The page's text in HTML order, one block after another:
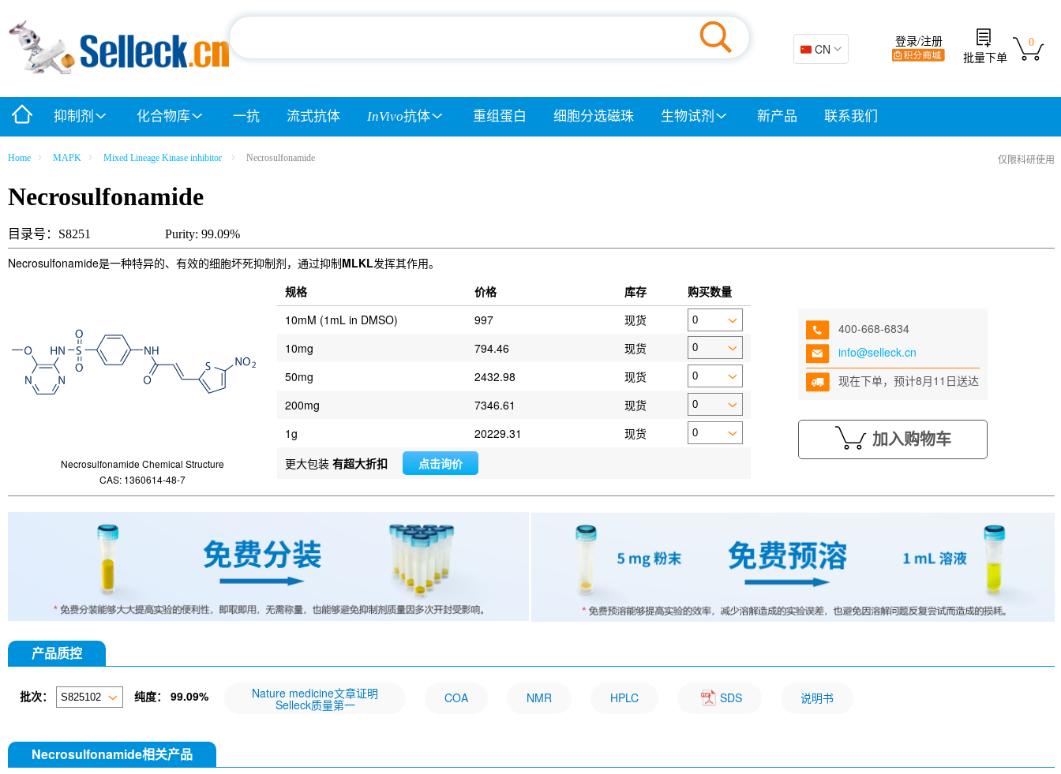
🇨🇳 CN
0
批量下单
登录/注册
抑制剂 化合物库 一抗 流式抗体 InVivo抗体 重组蛋白 细胞分选磁珠 生物试剂 新产品 联系我们
Home MAPK Mixed Lineage Kinase inhibitor Necrosulfonamide 仅限科研使用
Necrosulfonamide
目录号：S8251 Purity: 99.09%
Necrosulfonamide是一种特异的、有效的细胞坏死抑制剂，通过抑制MLKL发挥其作用。
Necrosulfonamide Chemical Structure
CAS: 1360614-48-7
规格 价格 库存
购买数量
10mM (1mL in DMSO)
997
现货
10mg
794.46
现货
50mg
2432.98
现货
200mg
7346.61
现货
1g
20229.31
现货
更大包装 有超大折扣 点击询价
400-668-6834
info@selleck.cn
现在下单，预计8月11日送达
加入购物车
产品质控
批次： 纯度： 99.09% Nature medicine文章证明
Selleck质量第一 COA NMR HPLC SDS 说明书
Necrosulfonamide相关产品